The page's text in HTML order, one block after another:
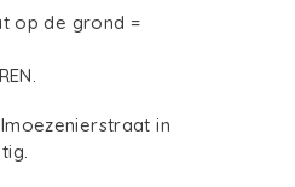
op de grond =
in